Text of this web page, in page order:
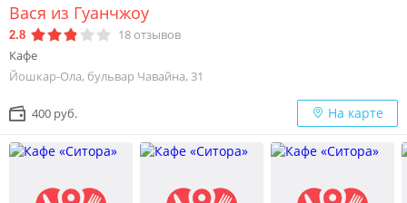
Вася из Гуанчжоу
2.8 18отзывов
Кафе
Йошкар-Ола, бульвар Чавайна, 31
400 руб. На карте